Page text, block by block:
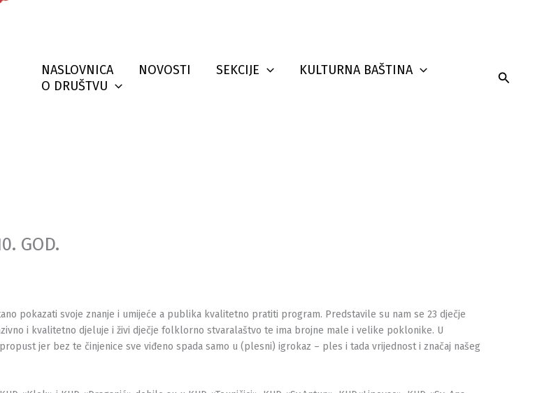
NASLOVNICA NOVOSTI SEKCIJE
KULTURNA BAŠTINA
O DRUŠTVU
GOD.
pokazati svoje znanje i umijeće a publika kvalitetno pratiti program. Predstavile su nam se 23 dječje
i kvalitetno djeluje i živi dječje folklorno stvaralaštvo te ima brojne male i velike poklonike. U
jer bez te činjenice sve viđeno spada samo u (plesni) igrokaz – ples i tada vrijednost i značaj našeg